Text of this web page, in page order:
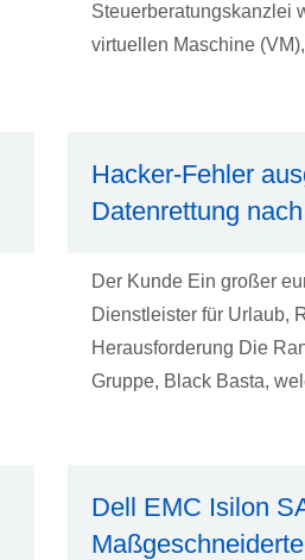
Steuerberatungskanzlei
virtuellen Maschine
Hacker-Fehler
Datenrettung
Der Kunde Ein großer
Dienstleister für Urlaub,
Herausforderung Die
Gruppe, Black Basta,
Dell EMC Isilon